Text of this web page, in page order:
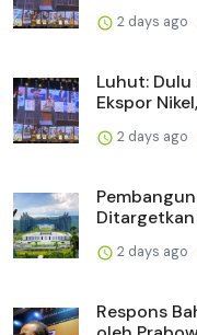
2 days ago
Luhut:
Ekspor
2 days ago
Ditargetkan
2 days ago
Respons